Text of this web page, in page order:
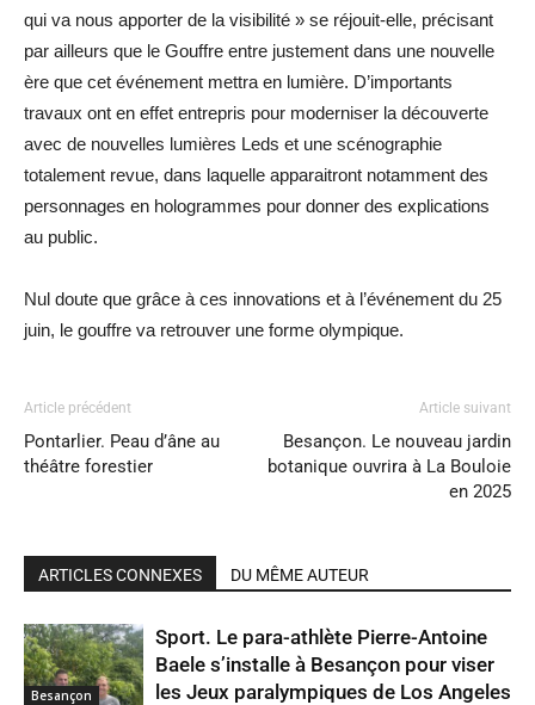
qui va nous apporter de la visibilité » se réjouit-elle, précisant
par ailleurs que le Gouffre entre justement dans une nouvelle
ère que cet événement mettra en lumière. D’importants
travaux ont en effet entrepris pour moderniser la découverte
avec de nouvelles lumières Leds et une scénographie
totalement revue, dans laquelle apparaitront notamment des
personnages en hologrammes pour donner des explications
au public.
Nul doute que grâce à ces innovations et à l’événement du 25
juin, le gouffre va retrouver une forme olympique.
Article précédent
Pontarlier. Peau d’âne au
théâtre forestier
Article suivant
Besançon. Le nouveau jardin
botanique ouvrira à La Bouloie
en 2025
ARTICLES CONNEXES DU MÊME AUTEUR
Besançon
Sport. Le para-athlète Pierre-Antoine
Baele s’installe à Besançon pour viser
les Jeux paralympiques de Los Angeles